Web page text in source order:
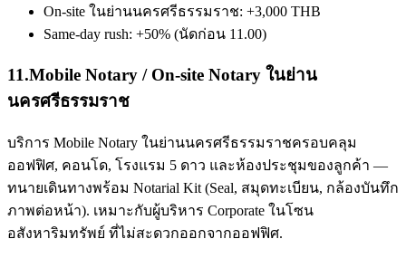
On-site ในย่านนครศรีธรรมราช: +3,000 THB
Same-day rush: +50% (นัดก่อน 11.00)
11.Mobile Notary / On-site Notary ในย่าน
นครศรีธรรมราช
บริการ Mobile Notary ในย่านนครศรีธรรมราชครอบคลุม
ออฟฟิศ, คอนโด, โรงแรม 5 ดาว และห้องประชุมของลูกค้า —
ทนายเดินทางพร้อม Notarial Kit (Seal, สมุดทะเบียน, กล้องบันทึก
ภาพต่อหน้า). เหมาะกับผู้บริหาร Corporate ในโซน
อสังหาริมทรัพย์ ที่ไม่สะดวกออกจากออฟฟิศ.